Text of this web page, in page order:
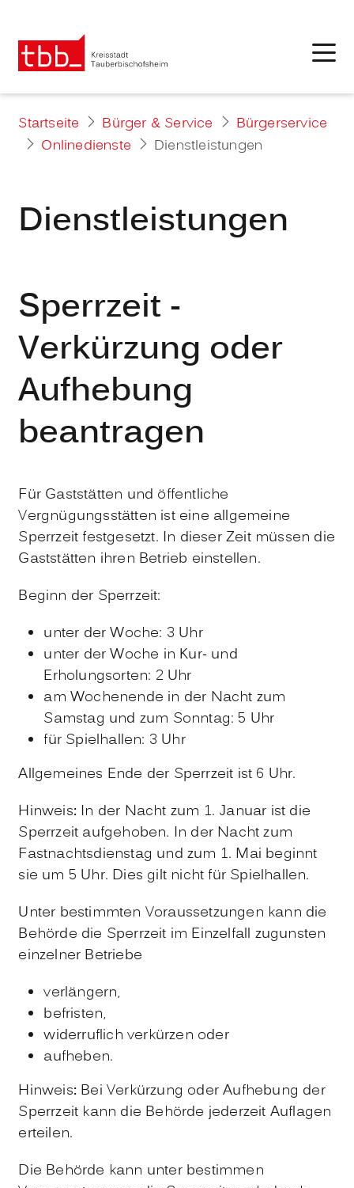
Startseite Bürger & Service
Bürgerservice
Onlinedienste
Dienstleistungen
Dienstleistungen
Sperrzeit -
Verkürzung oder
Aufhebung
beantragen
Für Gaststätten und öffentliche
Vergnügungsstätten ist eine allgemeine
Sperrzeit festgesetzt. In dieser Zeit müssen die
Gaststätten ihren Betrieb einstellen.
Beginn der Sperrzeit:
unter der Woche: 3 Uhr
unter der Woche in Kur- und
Erholungsorten: 2 Uhr
am Wochenende in der Nacht zum
Samstag und zum Sonntag: 5 Uhr
für Spielhallen: 3 Uhr
Allgemeines Ende der Sperrzeit ist 6 Uhr.
Hinweis: In der Nacht zum 1. Januar ist die
Sperrzeit aufgehoben. In der Nacht zum
Fastnachtsdienstag und zum 1. Mai beginnt
sie um 5 Uhr. Dies gilt nicht für Spielhallen.
Unter bestimmten Voraussetzungen kann die
Behörde die Sperrzeit im Einzelfall zugunsten
einzelner Betriebe
verlängern,
befristen,
widerruflich verkürzen oder
aufheben.
Hinweis: Bei Verkürzung oder Aufhebung der
Sperrzeit kann die Behörde jederzeit Auflagen
erteilen.
Die Behörde kann unter bestimmen